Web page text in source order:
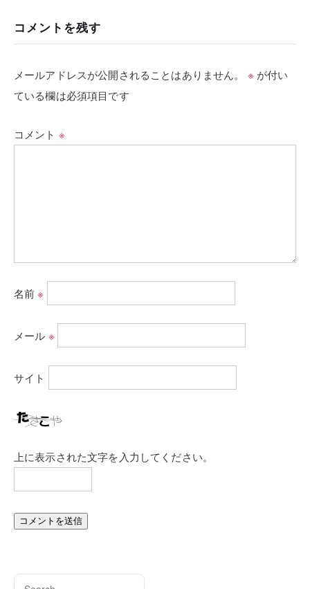
コメントを残す
メールアドレスが公開されることはありません。 ※ が付い
ている欄は必須項目です
コメント ※
名前※
メール ※
サイト
上に表示された文字を入力してください。